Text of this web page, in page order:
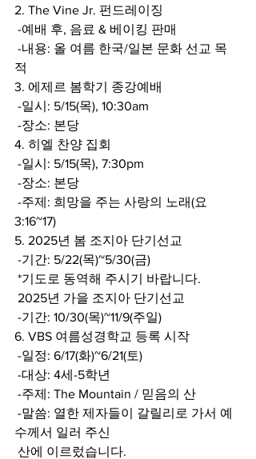
2. The Vine Jr. 펀드레이징
-예배 후, 음료 & 베이킹 판매
적
3. 에제르 봄학기 종강예배
-일시: 5/15(목), 10:30am
-장소: 본당
4. 히엘 찬양 집회
-일시: 5/15(목), 7:30pm
-장소: 본당
3:16~17)
5. 2025년 봄 조지아 단기선교
-기간: 5/22(목)~5/30(금)
*기도로 동역해 주시기 바랍니다.
2025년 가을 조지아 단기선교
-기간: 10/30(목)~11/9(주일)
6. VBS 여름성경학교 등록 시작
-일정: 6/17(화)~6/21(토)
-대상: 4세-5학년
-주제: The Mountain / 믿음의 산
수께서 일러 주신
산에 이르렀습니다.